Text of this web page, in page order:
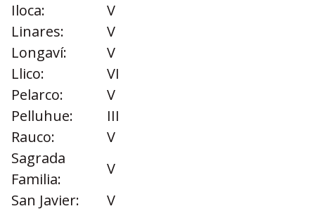
Iloca:
V
Linares:
V
Longaví:
V
Llico:
VI
Pelarco:
V
Pelluhue:
III
Rauco:
V
Sagrada
Familia:
V
San Javier:
V